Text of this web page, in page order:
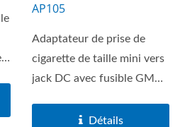
AP105
Adaptateur de prise de
cigarette de taille mini vers
jack DC avec fusible GMA
Détails